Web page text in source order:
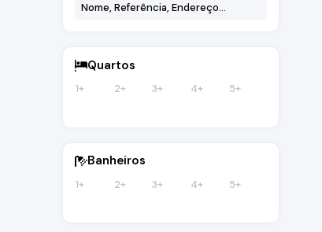
Quartos
1+ 2+ 3+ 4+ 5+
Banheiros
1+ 2+ 3+ 4+ 5+